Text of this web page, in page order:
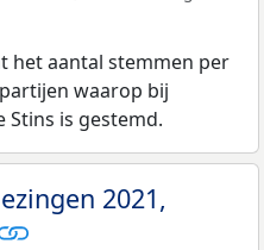
het aantal stemmen per
waarop bij
Stins is gestemd.
2021,